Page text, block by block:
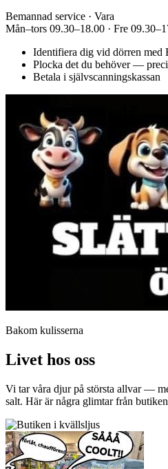
Bemannad service · Vara
Mån–tors 09.30–18.00 · Fre
Identifiera dig vid dörren med
Plocka det du behöver —
Betala i självscanningskassan
Bakom kulisserna
Livet hos oss
Vi tar våra djur på största allvar —
salt. Här är några glimtar från